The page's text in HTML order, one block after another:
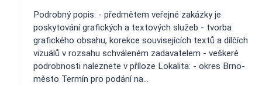
Podrobný popis: - předmětem veřejné zakázky je
poskytování grafických a textových služeb - tvorba
grafického obsahu, korekce souvisejících textů a dílčích
vizuálů v rozsahu schváleném zadavatelem - veškeré
podrobnosti naleznete v příloze Lokalita: - okres Brno-
město Termín pro podání na...